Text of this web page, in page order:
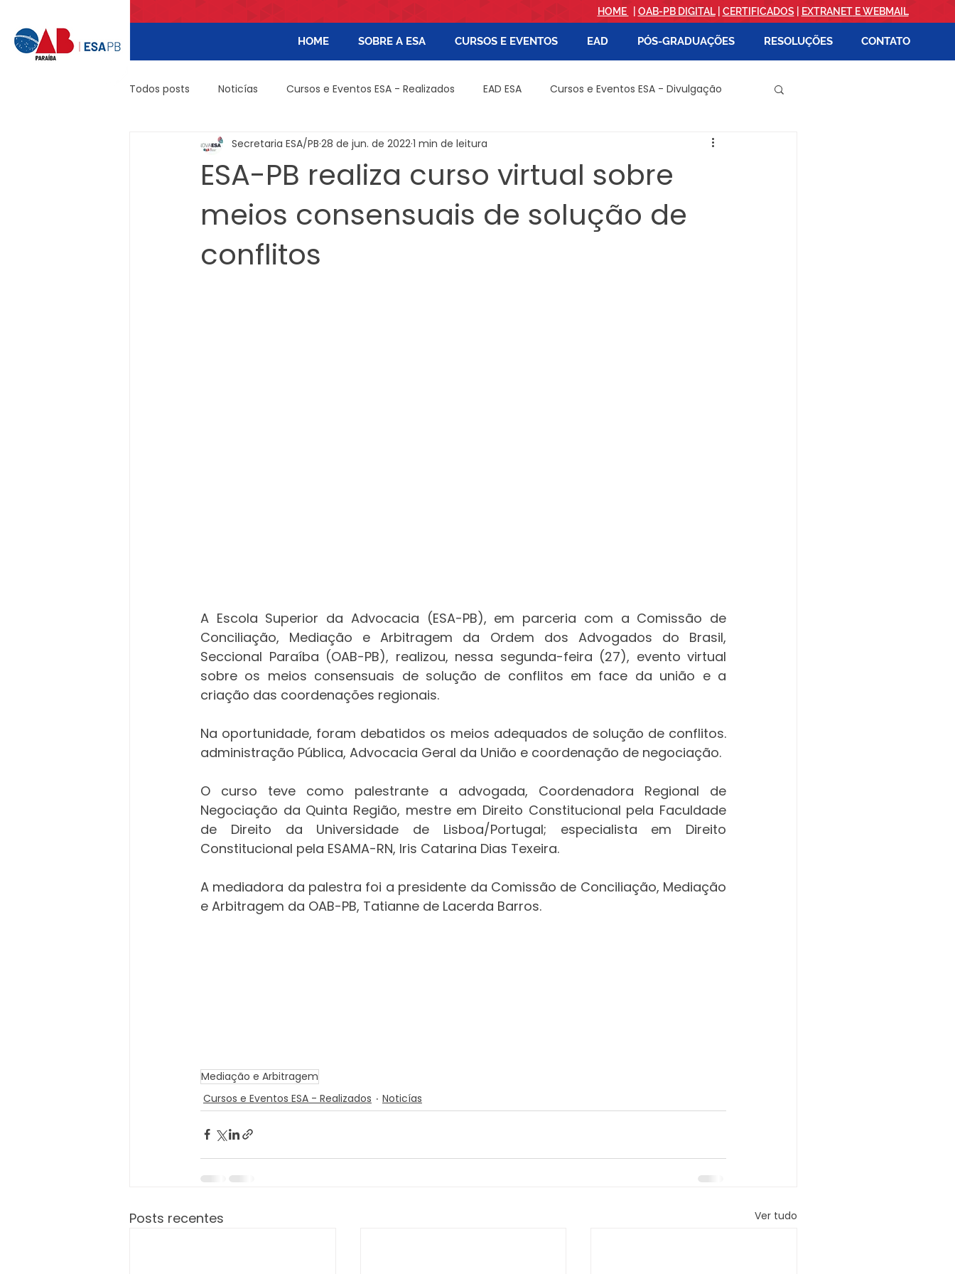
HOME OAB-PB DIGITAL| CERTIFICADOS EXTRANETEWEBMAIL
HOME SOBRE A ESA CURSOS E EVENTOS EAD PÓS-GRADUAÇÕES RESOLUÇÕES CONTATO
Todos posts Noticías Cursos e Eventos ESA - Realizados EAD ESA Cursos e Eventos ESA - Divulgação
DIREITO CIVIL - PÓS IMOBILIÁRIO E NOTARIAL - PÓS CAMPINA GRANDE
CATOLÉ DO ROCHA EDITAIS EVENTOS
PALESTRAS
ESA-PB realiza curso virtual sobre
meios consensuais de solução de
conflitos
Secretaria ESA/PB 28 de jun. de 20221 min de leitura
A Escola Superior da Advocacia (ESA-PB), em parceria com a Comissão de
Conciliação, Mediação e Arbitragem da Ordem dos Advogados do Brasil,
Seccional Paraíba (OAB-PB), realizou, nessa segunda-feira (27), evento virtual
sobre os meios consensuais de solução de conflitos em face da união e a
criação das coordenações regionais.
Na oportunidade, foram debatidos os meios adequados de solução de conflitos.
administração Pública, Advocacia Geral da União e coordenação de negociação.
O curso teve como palestrante a advogada, Coordenadora Regional de
Negociação da Quinta Região, mestre em Direito Constitucional pela Faculdade
de Direito da Universidade de Lisboa/Portugal; especialista em Direito
Constitucional pela ESAMA-RN, Iris Catarina Dias Texeira.
A mediadora da palestra foi a presidente da Comissão de Conciliação, Mediação
e Arbitragem da OAB-PB, Tatianne de Lacerda Barros.
Mediação e Arbitragem
Cursos e Eventos ESA - Realizados
Noticías
Posts recentes Ver tudo